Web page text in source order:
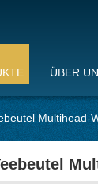
ÜBER
Multihead-